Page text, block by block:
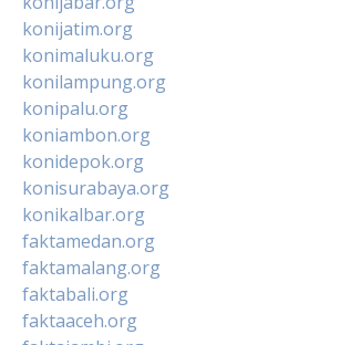
konijatim.org
konimaluku.org
konilampung.org
konipalu.org
koniambon.org
konidepok.org
konisurabaya.org
konikalbar.org
faktamedan.org
faktamalang.org
faktabali.org
faktaaceh.org